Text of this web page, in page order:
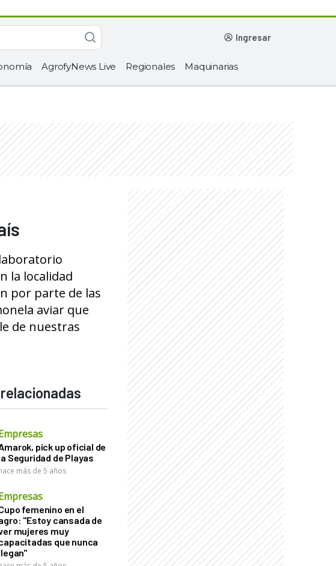
ingresar
AgrofyNews Live Regionales Maquinarias
la localidad
por parte de las
aviar que
de nuestras
pick up oficial de
Seguridad de Playas
más de 5 años
femenino en el
"Estoy cansada de
mujeres muy
que nunca